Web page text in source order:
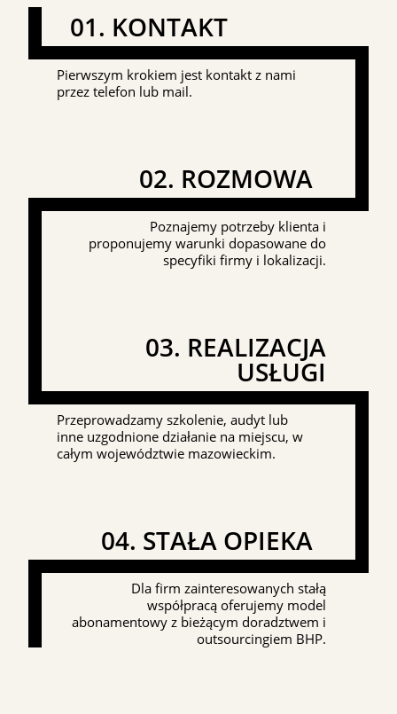
01. KONTAKT
Pierwszym krokiem jest kontakt z nami
przez telefon lub mail.
02. ROZMOWA
Poznajemy potrzeby klienta i
proponujemy warunki dopasowane do
specyfiki firmy i lokalizacji.
03. REALIZACJA
USŁUGI
Przeprowadzamy szkolenie, audyt lub
inne uzgodnione działanie na miejscu, w
całym województwie mazowieckim.
04. STAŁA OPIEKA
Dla firm zainteresowanych stałą
współpracą oferujemy model
abonamentowy z bieżącym doradztwem i
outsourcingiem BHP.